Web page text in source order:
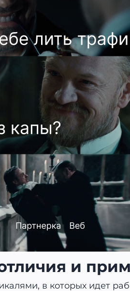
и
в которых идет